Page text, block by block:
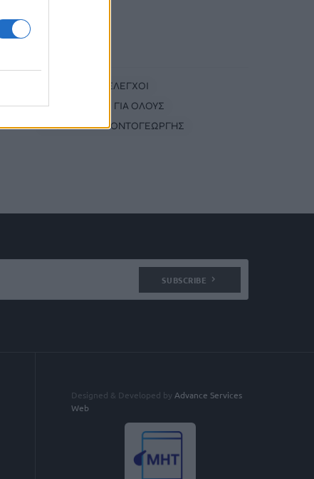
ΕΛΕΓΧΟΙ
#
ΤΟΥΡΙΣΜΟΣ ΓΙΑ ΟΛΟΥΣ
#ΘΑΝΑΣΗΣ ΚΟΝΤΟΓΕΩΡΓΗΣ
SUBSCRIBE
Designed & Developed by Advance Services
Web